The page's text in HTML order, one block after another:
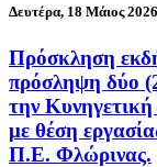
Δευτέρα, 18 Μάιος 2026
Πρόσκληση
πρόσληψη δύο
την
με θέση
Π.Ε. Φλώρινας.